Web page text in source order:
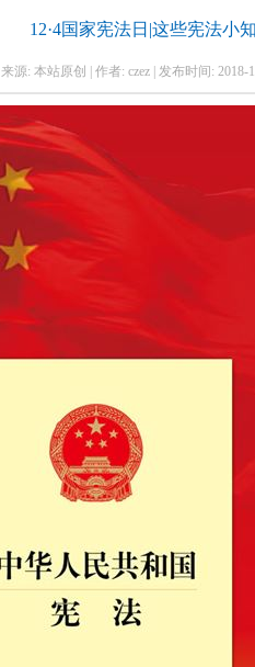
12·4国家宪法日|这些宪法小
来源: 本站原创 | 作者: czez | 发布时间: 2018-